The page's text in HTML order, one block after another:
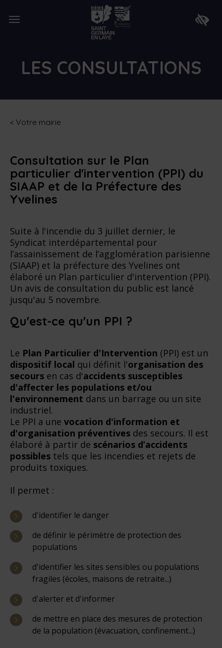
Ouvrir
Lien
de
retour
à
la
Faire
LES CONSULTATIONS
< Votre mairie
Consultation sur le Plan
particulier d'intervention (PPI) du
SIAAP et de la Préfecture des
Yvelines
Suite à l'incendie du 3 juillet dernier, le
Syndicat interdépartemental pour
l’assainissement de l’agglomération parisienne
(SIAAP) et la préfecture des Yvelines ont
élaboré un Plan particulier d'intervention (PPI).
Un avis de consultation du public est lancé
jusqu'au 5 novembre.
Qu'est-ce qu'un PPI ?
Le Plan Particulier d'Intervention (PPI) est un
dispositif local qui définit l'organisation des
secours en cas d'accidents susceptibles
d'affecter les populations et/ou
l'environnement dans un barrage ou un site
industriel.
Le PPI a une vocation d'information et
d'organisation préventives des secours. Il est
élaboré à partir de scénarios d’accidents
possibles tels que les incendies et rejets de
produits toxiques.
Il permet :
d'identifier le danger
de définir le périmètre de protection des
populations
d'identifier les sites sensibles ou populations
fragiles (écoles, maisons de retraite...)
d'alerter et d'informer
de mettre en place des mesures de protection
de la population (évacuation, confinement...)